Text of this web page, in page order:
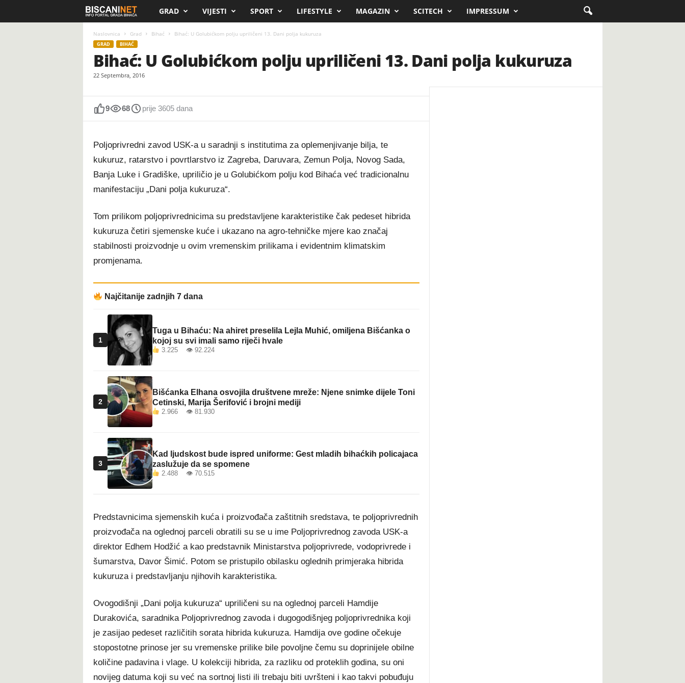
i
s
n
i
n
e
t
GRAD VIJESTI SPORT LIFESTYLE MAGAZIN SCITECH IMPRESSUM
Naslovnica Grad Bihać Bihać: U Golubićkom polju upriličeni 13. Dani polja kukuruza
GRAD BIHAĆ
Bihać: U Golubićkom polju upriličeni 13. Dani polja kukuruza
22 Septembra, 2016
9 68 prije 3605 dana
Poljoprivredni zavod USK-a u saradnji s institutima za oplemenjivanje bilja, te
kukuruz, ratarstvo i povrtlarstvo iz Zagreba, Daruvara, Zemun Polja, Novog Sada,
Banja Luke i Gradiške, upriličio je u Golubićkom polju kod Bihaća već tradicionalnu
manifestaciju „Dani polja kukuruza“.
Tom prilikom poljoprivrednicima su predstavljene karakteristike čak pedeset hibrida
kukuruza četiri sjemenske kuće i ukazano na agro-tehničke mjere kao značaj
stabilnosti proizvodnje u ovim vremenskim prilikama i evidentnim klimatskim
promjenama.
Najčitanije zadnjih 7 dana
1
Tuga u Bihaću: Na ahiret preselila Lejla Muhić, omiljena Bišćanka o
kojoj su svi imali samo riječi hvale
3.225 👁 92.224
2
Bišćanka Elhana osvojila društvene mreže: Njene snimke dijele Toni
Cetinski, Marija Šerifović i brojni mediji
2.966 👁 81.930
3
Kad ljudskost bude ispred uniforme: Gest mladih bihaćkih policajaca
zaslužuje da se spomene
2.488 👁 70.515
Predstavnicima sjemenskih kuća i proizvođača zaštitnih sredstava, te poljoprivrednih
proizvođača na oglednoj parceli obratili su se u ime Poljoprivrednog zavoda USK-a
direktor Edhem Hodžić a kao predstavnik Ministarstva poljoprivrede, vodoprivrede i
šumarstva, Davor Šimić. Potom se pristupilo obilasku oglednih primjeraka hibrida
kukuruza i predstavljanju njihovih karakteristika.
Ovogodišnji „Dani polja kukuruza“ upriličeni su na oglednoj parceli Hamdije
Durakovića, saradnika Poljoprivrednog zavoda i dugogodišnjeg poljoprivrednika koji
je zasijao pedeset različitih sorata hibrida kukuruza. Hamdija ove godine očekuje
stopostotne prinose jer su vremenske prilike bile povoljne čemu su doprinijele obilne
količine padavina i vlage. U kolekciji hibrida, za razliku od proteklih godina, su oni
novijeg datuma koji su već na sortnoj listi ili trebaju biti uvršteni i kao takvi pobuđuju